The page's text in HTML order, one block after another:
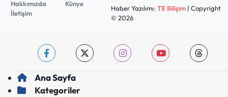
Hakkımızda
Künye
İletişim
Haber Yazılımı: TE Bilişim| Copyright
© 2026
Ana Sayfa
Kategoriler